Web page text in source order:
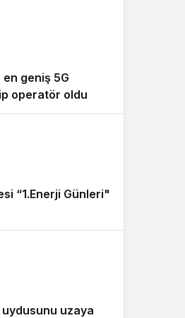
geniş 5G
operatör oldu
“1.Enerji Günleri"
uzaya